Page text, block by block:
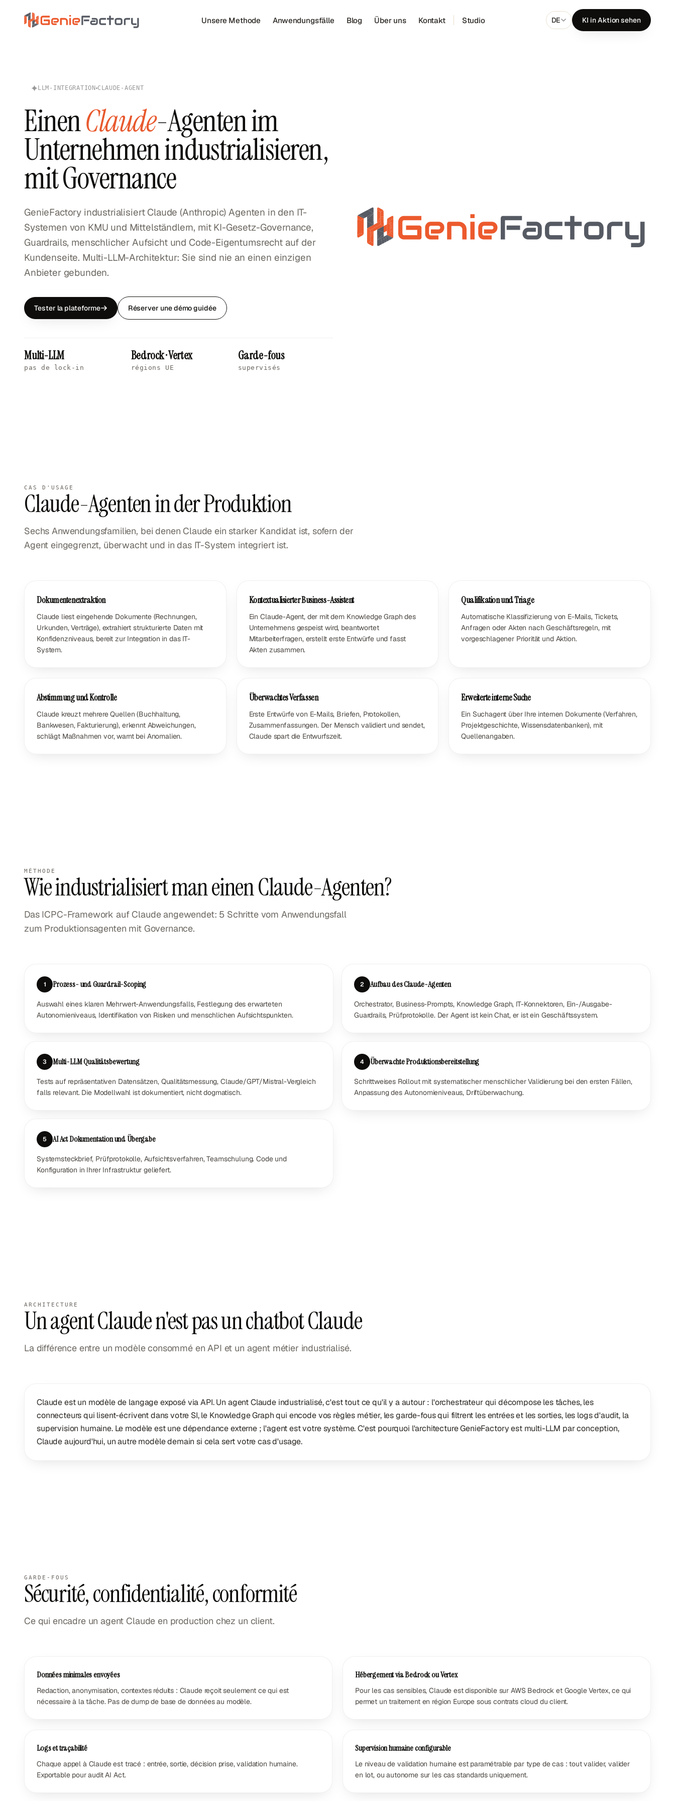
Genie Factory
Unsere Methode Anwendungsfälle Blog Über uns Kontakt Studio DE KI in Aktion sehen
LLM-INTEGRATION CLAUDE-AGENT
EinenClaude-Agenten im
Unternehmen industrialisieren,
mit Governance
GenieFactory industrialisiert Claude (Anthropic) Agenten in den IT-
Systemen von KMU und Mittelständlern, mit KI-Gesetz-Governance,
Guardrails, menschlicher Aufsicht und Code-Eigentumsrecht auf der
Kundenseite. Multi-LLM-Architektur: Sie sind nie an einen einzigen
Anbieter gebunden.
Tester la plateforme Réserver une démo guidée
Multi-LLM
pas de lock-in
Bedrock · Vertex
régions UE
Garde-fous
supervisés
CAS D'USAGE
Claude-Agenten in der Produktion
Sechs Anwendungsfamilien, bei denen Claude ein starker Kandidat ist, sofern der
Agent eingegrenzt, überwacht und in das IT-System integriert ist.
Dokumentenextraktion
Claude liest eingehende Dokumente (Rechnungen,
Urkunden, Verträge), extrahiert strukturierte Daten mit
Konfidenzniveaus, bereit zur Integration in das IT-
System.
Kontextualisierter Business-Assistent
Ein Claude-Agent, der mit dem Knowledge Graph des
Unternehmens gespeist wird, beantwortet
Mitarbeiterfragen, erstellt erste Entwürfe und fasst
Akten zusammen.
Qualifikation und Triage
Automatische Klassifizierung von E-Mails, Tickets,
Anfragen oder Akten nach Geschäftsregeln, mit
vorgeschlagener Priorität und Aktion.
Abstimmung und Kontrolle
Claude kreuzt mehrere Quellen (Buchhaltung,
Bankwesen, Fakturierung), erkennt Abweichungen,
schlägt Maßnahmen vor, warnt bei Anomalien.
Überwachtes Verfassen
Erste Entwürfe von E-Mails, Briefen, Protokollen,
Zusammenfassungen. Der Mensch validiert und sendet,
Claude spart die Entwurfszeit.
Erweiterte interne Suche
Ein Suchagent über Ihre internen Dokumente (Verfahren,
Projektgeschichte, Wissensdatenbanken), mit
Quellenangaben.
MÉTHODE
Wie industrialisiert man einen Claude-Agenten?
Das ICPC-Framework auf Claude angewendet: 5 Schritte vom Anwendungsfall
zum Produktionsagenten mit Governance.
1 Prozess- und Guardrail-Scoping
Auswahl eines klaren Mehrwert-Anwendungsfalls, Festlegung des erwarteten
Autonomieniveaus, Identifikation von Risiken und menschlichen Aufsichtspunkten.
2 Aufbau des Claude-Agenten
Orchestrator, Business-Prompts, Knowledge Graph, IT-Konnektoren, Ein-/Ausgabe-
Guardrails, Prüfprotokolle. Der Agent ist kein Chat, er ist ein Geschäftssystem.
3 Multi-LLM Qualitätsbewertung
Tests auf repräsentativen Datensätzen, Qualitätsmessung, Claude/GPT/Mistral-Vergleich
falls relevant. Die Modellwahl ist dokumentiert, nicht dogmatisch.
4 Überwachte Produktionsbereitstellung
Schrittweises Rollout mit systematischer menschlicher Validierung bei den ersten Fällen,
Anpassung des Autonomieniveaus, Driftüberwachung.
5 AI Act Dokumentation und Übergabe
Systemsteckbrief, Prüfprotokolle, Aufsichtsverfahren, Teamschulung. Code und
Konfiguration in Ihrer Infrastruktur geliefert.
ARCHITECTURE
Un agent Claude n'est pas un chatbot Claude
La différence entre un modèle consommé en API et un agent métier industrialisé.
Claude est un modèle de langage exposé via API. Un agent Claude industrialisé, c'est tout ce qu'il y a autour : l'orchestrateur qui décompose les tâches, les
connecteurs qui lisent-écrivent dans votre SI, le Knowledge Graph qui encode vos règles métier, les garde-fous qui filtrent les entrées et les sorties, les logs d'audit, la
supervision humaine. Le modèle est une dépendance externe ; l'agent est votre système. C'est pourquoi l'architecture GenieFactory est multi-LLM par conception,
Claude aujourd'hui, un autre modèle demain si cela sert votre cas d'usage.
GARDE-FOUS
Sécurité, confidentialité, conformité
Ce qui encadre un agent Claude en production chez un client.
Données minimales envoyées
Redaction, anonymisation, contextes réduits : Claude reçoit seulement ce qui est
nécessaire à la tâche. Pas de dump de base de données au modèle.
Hébergement via Bedrock ou Vertex
Pour les cas sensibles, Claude est disponible sur AWS Bedrock et Google Vertex, ce qui
permet un traitement en région Europe sous contrats cloud du client.
Logs et traçabilité
Chaque appel à Claude est tracé : entrée, sortie, décision prise, validation humaine.
Exportable pour audit AI Act.
Supervision humaine configurable
Le niveau de validation humaine est paramétrable par type de cas : tout valider, valider
en lot, ou autonome sur les cas standards uniquement.